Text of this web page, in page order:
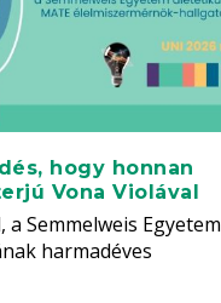
hogy honnan
Vona Violával
Semmelweis Egyetem
harmadéves